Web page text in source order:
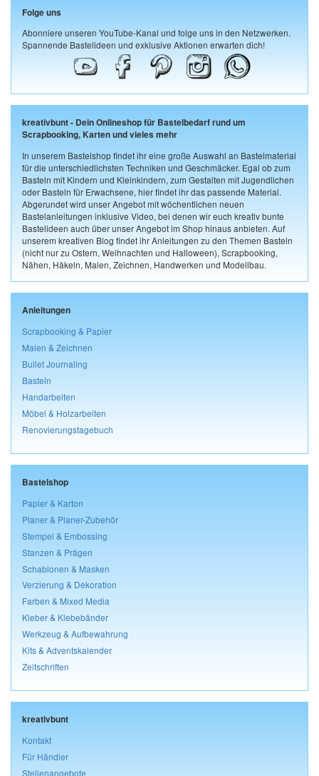
Folge uns
Abonniere unseren YouTube-Kanal und folge uns in den Netzwerken.
Spannende Bastelideen und exklusive Aktionen erwarten dich!
kreativbunt - Dein Onlineshop für Bastelbedarf rund um
Scrapbooking, Karten und vieles mehr
In unserem Bastelshop findet ihr eine große Auswahl an Bastelmaterial
für die unterschiedlichsten Techniken und Geschmäcker. Egal ob zum
Basteln mit Kindern und Kleinkindern, zum Gestalten mit Jugendlichen
oder Basteln für Erwachsene, hier findet ihr das passende Material.
Abgerundet wird unser Angebot mit wöchentlichen neuen
Bastelanleitungen inklusive Video, bei denen wir euch kreativ bunte
Bastelideen auch über unser Angebot im Shop hinaus anbieten. Auf
unserem kreativen Blog findet ihr Anleitungen zu den Themen Basteln
(nicht nur zu Ostern, Weihnachten und Halloween), Scrapbooking,
Nähen, Häkeln, Malen, Zeichnen, Handwerken und Modellbau.
Anleitungen
Scrapbooking & Papier
Malen & Zeichnen
Bullet Journaling
Basteln
Handarbeiten
Möbel & Holzarbeiten
Renovierungstagebuch
Bastelshop
Papier & Karton
Planer & Planer-Zubehör
Stempel & Embossing
Stanzen & Prägen
Schablonen & Masken
Verzierung & Dekoration
Farben & Mixed Media
Kleber & Klebebänder
Werkzeug & Aufbewahrung
Kits & Adventskalender
Zeitschriften
kreativbunt
Kontakt
Für Händler
Stellenangebote